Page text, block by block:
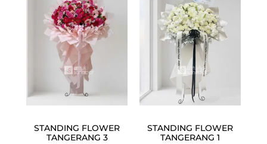
STANDING FLOWER
TANGERANG 3
STANDING FLOWER
TANGERANG 1